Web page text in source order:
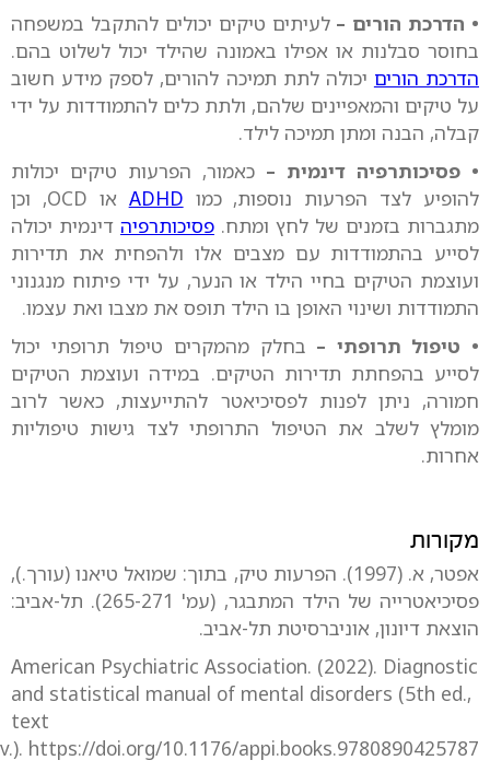
• הדרכת הורים – לעיתים טיקים יכולים להתקבל במשפחה
בחוסר סבלנות או אפילו באמונה שהילד יכול לשלוט בהם.
הדרכת הורים יכולה לתת תמיכה להורים, לספק מידע חשוב
על טיקים והמאפיינים שלהם, ולתת כלים להתמודדות על ידי
קבלה, הבנה ומתן תמיכה לילד.
• פסיכותרפיה דינמית – כאמור, הפרעות טיקים יכולות
להופיע לצד הפרעות נוספות, כמו ADHD
או OCD, וכן
מתגברות בזמנים של לחץ ומתח. פסיכותרפיה דינמית יכולה
לסייע בהתמודדות עם מצבים אלו ולהפחית את תדירות
ועוצמת הטיקים בחיי הילד או הנער, על ידי פיתוח מנגנוני
התמודדות ושינוי האופן בו הילד תופס את מצבו ואת עצמו.
• טיפול תרופתי – בחלק מהמקרים טיפול תרופתי יכול
לסייע בהפחתת תדירות הטיקים. במידה ועוצמת הטיקים
חמורה, ניתן לפנות לפסיכיאטר להתייעצות, כאשר לרוב
מומלץ לשלב את הטיפול התרופתי לצד גישות טיפוליות
אחרות.
מקורות
אפטר, א. (1997). הפרעות טיק, בתוך: שמואל טיאנו (עורך.),
פסיכיאטרייה של הילד המתבגר, (עמ' 265-271). תל-אביב:
הוצאת דיונון, אוניברסיטת תל-אביב.
American Psychiatric Association. (2022). Diagnostic
and statistical manual of mental disorders (5th ed.,
text
https://doi.org/10.1176/appi.books.9780890425787